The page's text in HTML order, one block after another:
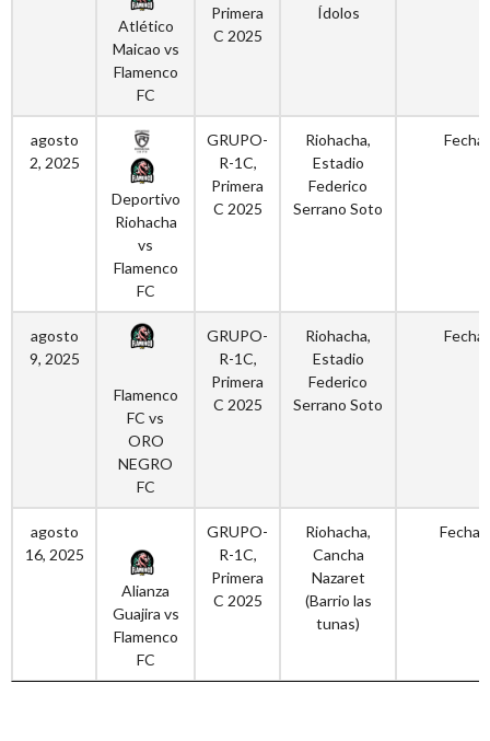
Atlético
Maicao vs
Flamenco
FC
Primera
C 2025
Ídolos
agosto
2, 2025
Deportivo
Riohacha
vs
Flamenco
FC
GRUPO-
R-1C,
Primera
C 2025
Riohacha,
Estadio
Federico
Serrano Soto
Fecha
agosto
9, 2025
Flamenco
FC vs
ORO
NEGRO
FC
GRUPO-
R-1C,
Primera
C 2025
Riohacha,
Estadio
Federico
Serrano Soto
Fecha
agosto
16, 2025
Alianza
Guajira vs
Flamenco
FC
GRUPO-
R-1C,
Primera
C 2025
Riohacha,
Cancha
Nazaret
(Barrio las
tunas)
Fecha